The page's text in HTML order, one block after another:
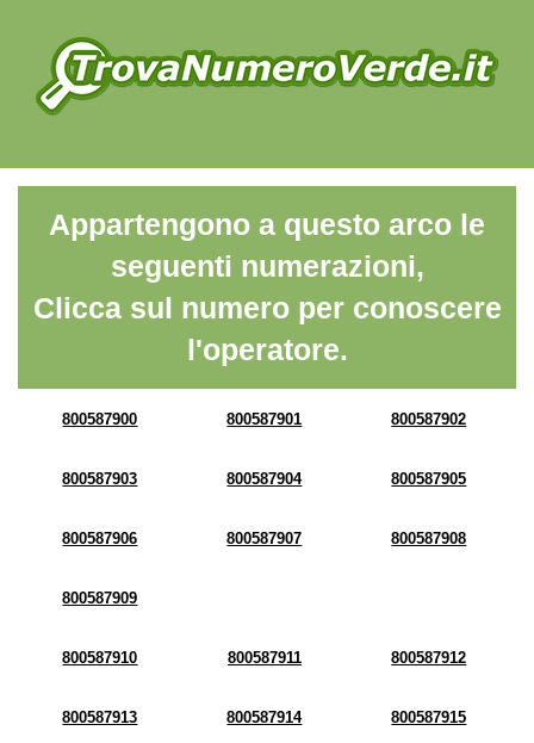
Appartengono a questo arco le
seguenti numerazioni,
Clicca sul numero per conoscere
l'operatore.
800587900 800587901 800587902
800587903 800587904 800587905
800587906 800587907 800587908
800587909
800587910 800587911 800587912
800587913 800587914 800587915